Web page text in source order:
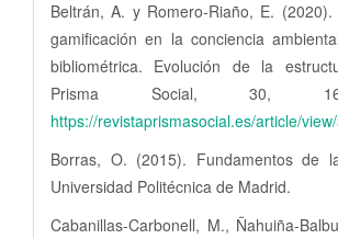
Beltrán, A. y Romero-Riaño, E.
gamificación en la conciencia
bibliométrica. Evolución de la
Prisma Social, 30,
https://revistaprismasocial.es/article/
Borras, O. (2015). Fundamentos de
Universidad Politécnica de Madrid.
Cabanillas-Carbonell, M., Ñahuiña-